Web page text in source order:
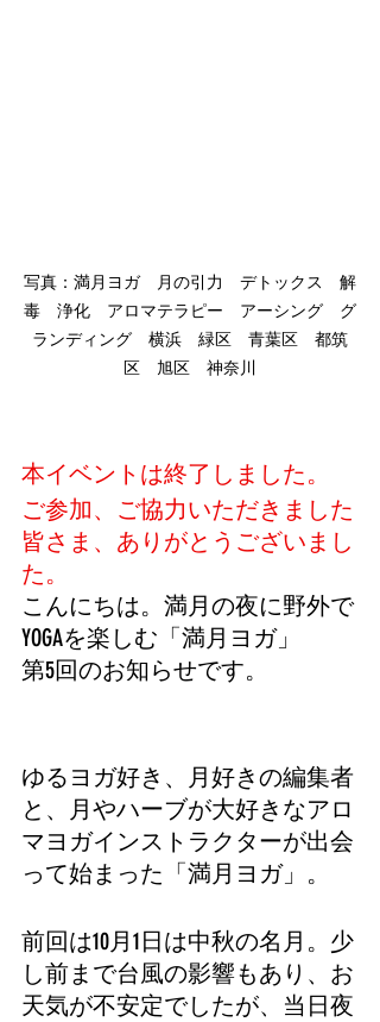
写真：満月ヨガ　月の引力　デトックス　解
毒　浄化　アロマテラピー　アーシング　グ
ランディング　横浜　緑区　青葉区　都筑
区　旭区　神奈川
本イベントは終了しました。
ご参加、ご協力いただきました
皆さま、ありがとうございまし
た。
こんにちは。 満月の夜に野外で
YOGAを楽しむ 「満月ヨガ」
第5回のお知らせです。
ゆるヨガ好き、月好きの編集者
と、月やハーブが大好きなアロ
マヨガインストラクターが出会
って始まった「満月ヨガ」。
前回は10月1日は中秋の名月。少
し前まで台風の影響もあり、お
天気が不安定でしたが、当日夜